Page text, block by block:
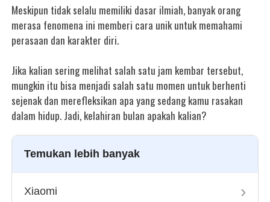
Meskipun tidak selalu memiliki dasar ilmiah, banyak orang
merasa fenomena ini memberi cara unik untuk memahami
perasaan dan karakter diri.
Jika kalian sering melihat salah satu jam kembar tersebut,
mungkin itu bisa menjadi salah satu momen untuk berhenti
sejenak dan merefleksikan apa yang sedang kamu rasakan
dalam hidup. Jadi, kelahiran bulan apakah kalian?
Temukan lebih banyak
Xiaomi ›